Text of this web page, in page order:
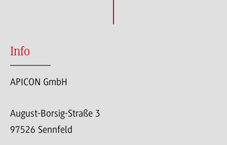
Info
APICON GmbH
August-Borsig-Straße 3
97526 Sennfeld